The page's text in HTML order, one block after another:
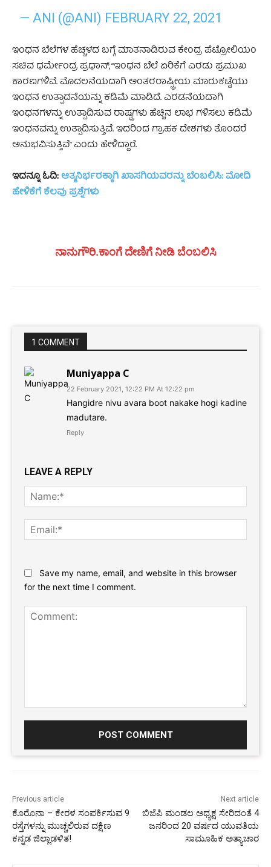
— ANI (@ANI) FEBRUARY 22, 2021
ಇಂಧನ ಬೆಲೆಗಳ ಹೆಚ್ಚಳದ ಬಗ್ಗೆ ಮಾತನಾಡಿರುವ ಕೇಂದ್ರ ಪೆಟ್ರೋಲಿಯಂ
ಸಚಿವ ಧರ್ಮೇಂದ್ರ ಪ್ರಧಾನ್, “ಇಂಧನ ಬೆಲೆ ಏರಿಕೆಗೆ ಎರಡು ಪ್ರಮುಖ
ಕಾರಣಗಳಿವೆ. ಮೊದಲನೆಯದಾಗಿ ಅಂತರರಾಷ್ಟ್ರೀಯ ಮಾರುಕಟ್ಟೆಯು
ಇಂಧನ ಉತ್ಪಾದನೆಯನ್ನು ಕಡಿಮೆ ಮಾಡಿದೆ. ಎರಡನೆಯದಾಗಿ
ಇಂಧನಗಳನ್ನು ಉತ್ಪಾದಿಸುವ ರಾಷ್ಟ್ರಗಳು ಹೆಚ್ಚಿನ ಲಾಭ ಗಳಿಸಲು ಕಡಿಮೆ
ಇಂಧನವನ್ನು ಉತ್ಪಾದಿಸುತ್ತಿವೆ. ಇದರಿಂದ ಗ್ರಾಹಕ ದೇಶಗಳು ತೊಂದರೆ
ಅನುಭವಿಸುತ್ತಿವೆ” ಎಂದು ಹೇಳಿದ್ದಾರೆ.
ಇದನ್ನೂ ಓದಿ:ಆತ್ಮನಿರ್ಭರಕ್ಕಾಗಿ ಖಾಸಗಿಯವರನ್ನು ಬೆಂಬಲಿಸಿ: ಮೋದಿ
ಹೇಳಿಕೆಗೆ ಕೆಲವು ಪ್ರಶ್ನೆಗಳು
ನಾನುಗೌರಿ.ಕಾಂಗೆ ದೇಣಿಗೆ ನೀಡಿ ಬೆಂಬಲಿಸಿ
1 COMMENT
Muniyappa C
22 February 2021, 12:22 PM At 12:22 pm
Hangidre nivu avara boot nakake hogi kadine
madutare.
Reply
LEAVE A REPLY
Save my name, email, and website in this browser
for the next time I comment.
Previous article
ಕೊರೊನಾ – ಕೇರಳ ಸಂಪರ್ಕಿಸುವ 9
ರಸ್ತೆಗಳನ್ನು ಮುಚ್ಚಲಿರುವ ದಕ್ಷಿಣ
ಕನ್ನಡ ಜಿಲ್ಲಾಡಳಿತ!
Next article
ಬಿಜೆಪಿ ಮಂಡಲ ಅಧ್ಯಕ್ಷ ಸೇರಿದಂತೆ 4
ಜನರಿಂದ 20 ವರ್ಷದ ಯುವತಿಯ
ಸಾಮೂಹಿಕ ಅತ್ಯಾಚಾರ